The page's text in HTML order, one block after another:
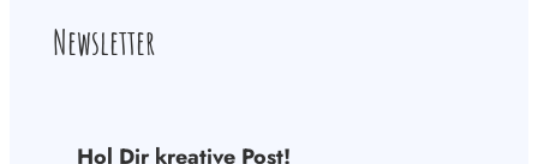
Newsletter
Hol Dir kreative Post!